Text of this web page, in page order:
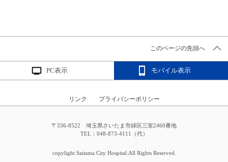
このページの先頭へ
PC表示 モバイル表示
リンク プライバシーポリシー
〒336-8522 埼玉県さいたま市緑区三室2460番地
TEL：048-873-4111（代）
copylight Saitama City Hospital.All Rights Reserved.